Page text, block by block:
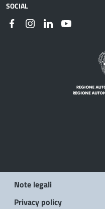
SOCIAL
Note legali
Privacy policy